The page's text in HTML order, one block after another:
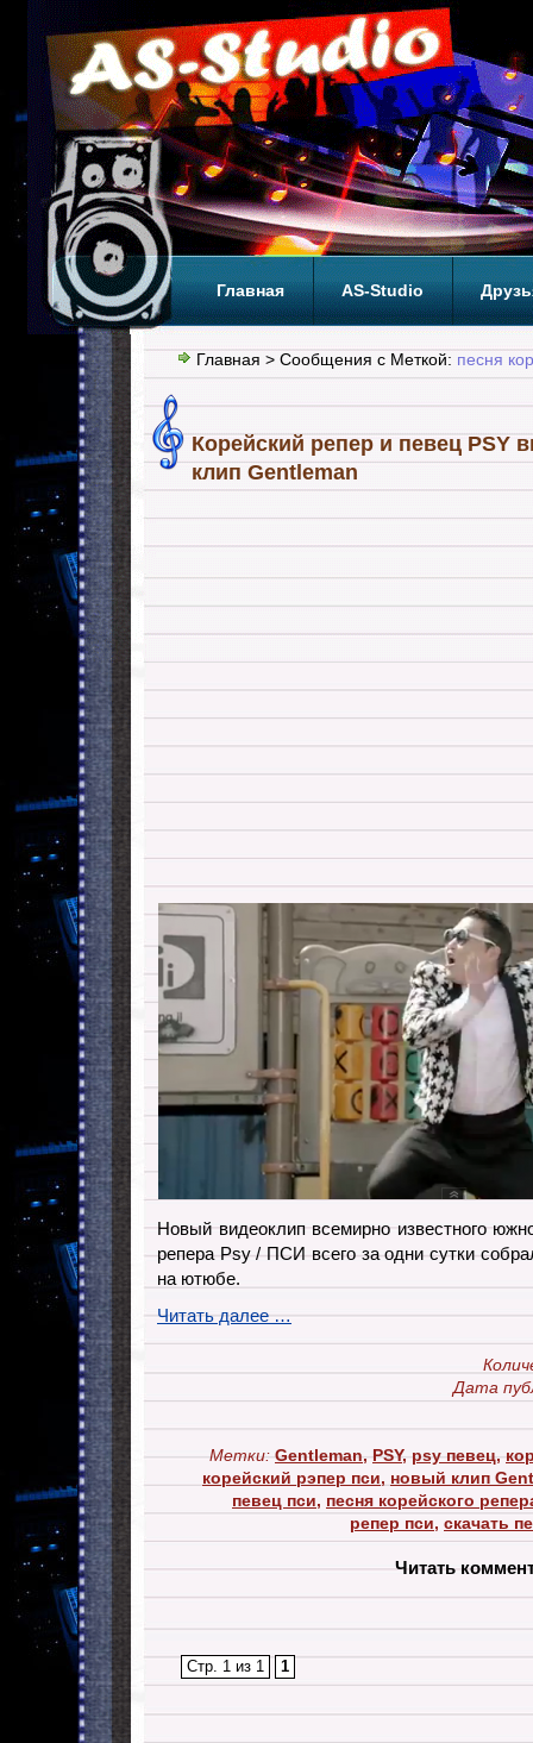
Главная AS-Studio
Теги ТОП
Главная > Сообщения с Меткой: песня
Корейский репер и певец PSY
клип Gentleman
Новый видеоклип всемирно известного
репера Psy / ПСИ всего за одни сутки
на ютюбе.
Читать далее …
Дата
Метки: Gentleman,PSY,psy певец,
корейский рэпер пси, новый клип
певец пси, песня корейского
репер пси, скачать
Читать
Стр. 1 из 1 1